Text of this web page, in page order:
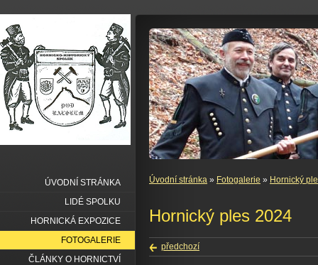
Úvodní stránka » Fotogalerie » Hornický
Hornický ples 2024
předchozí
ÚVODNÍ STRÁNKA
LIDÉ SPOLKU
HORNICKÁ EXPOZICE
FOTOGALERIE
ČLÁNKY O HORNICTVÍ